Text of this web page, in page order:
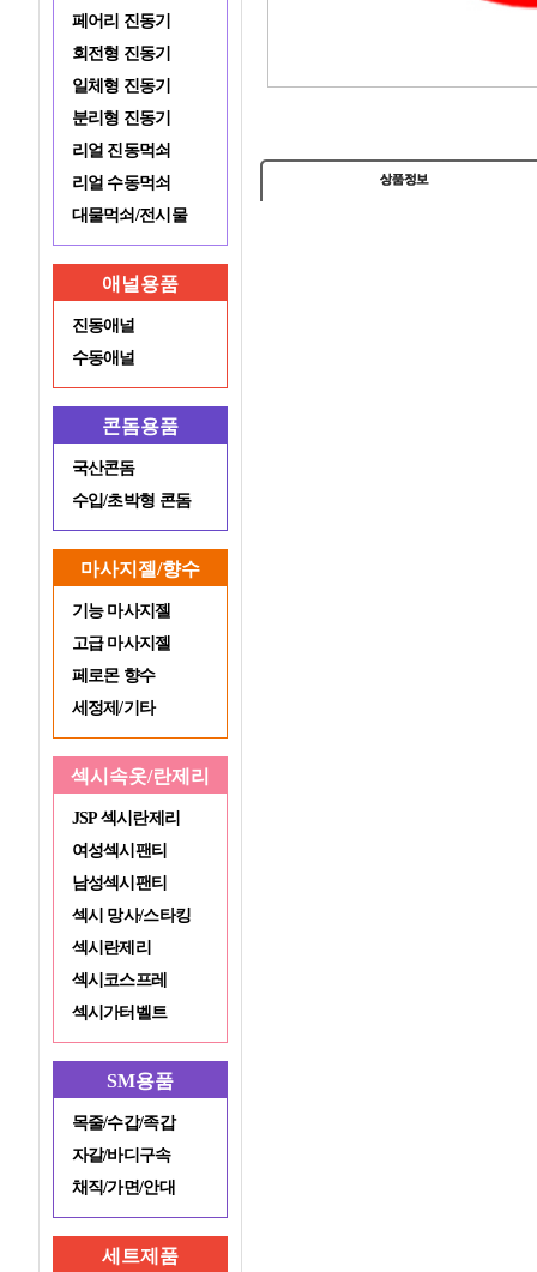
페어리 진동기
회전형 진동기
일체형 진동기
분리형 진동기
리얼 진동먹쇠
리얼 수동먹쇠
대물먹쇠/전시물
애널용품
진동애널
수동애널
콘돔용품
국산콘돔
수입/초박형 콘돔
마사지젤/향수
기능 마사지젤
고급 마사지젤
페로몬 향수
세정제/기타
섹시속옷/란제리
JSP 섹시란제리
여성섹시팬티
남성섹시팬티
섹시 망사/스타킹
섹시란제리
섹시코스프레
섹시가터벨트
SM용품
목줄/수갑/족갑
자갈/바디구속
채직/가면/안대
세트제품